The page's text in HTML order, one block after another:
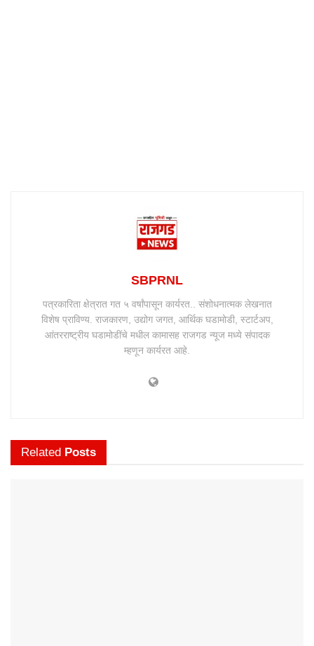
SBPRNL
पत्रकारिता क्षेत्रात गत ५ वर्षांपासून कार्यरत.. संशोधनात्मक लेखनात
विशेष प्राविण्य. राजकारण, उद्योग जगत, आर्थिक घडामोडी, स्टार्टअप,
आंतरराष्ट्रीय घडामोडींचे मधील कामासह राजगड न्यूज मध्ये संपादक
म्हणून कार्यरत आहे.
Related Posts